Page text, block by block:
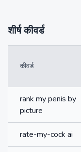
शीर्ष कीवर्ड
कीवर्ड
rank my penis by
picture
rate-my-cock ai